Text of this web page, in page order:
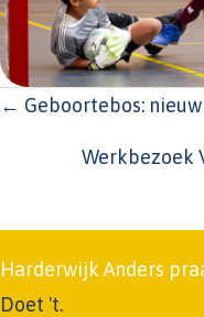
POSTS
← Geboortebos:
Werkbezoek
Harderwijk Anders
Doet 't.